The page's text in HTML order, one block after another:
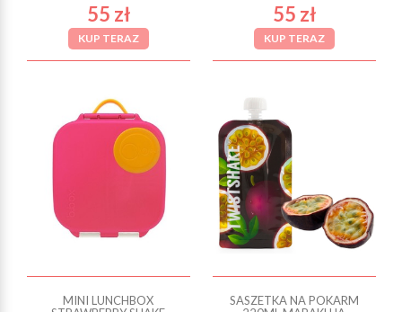
55 zł
KUP TERAZ
55 zł
KUP TERAZ
MINI LUNCHBOX
SASZETKA NA POKARM